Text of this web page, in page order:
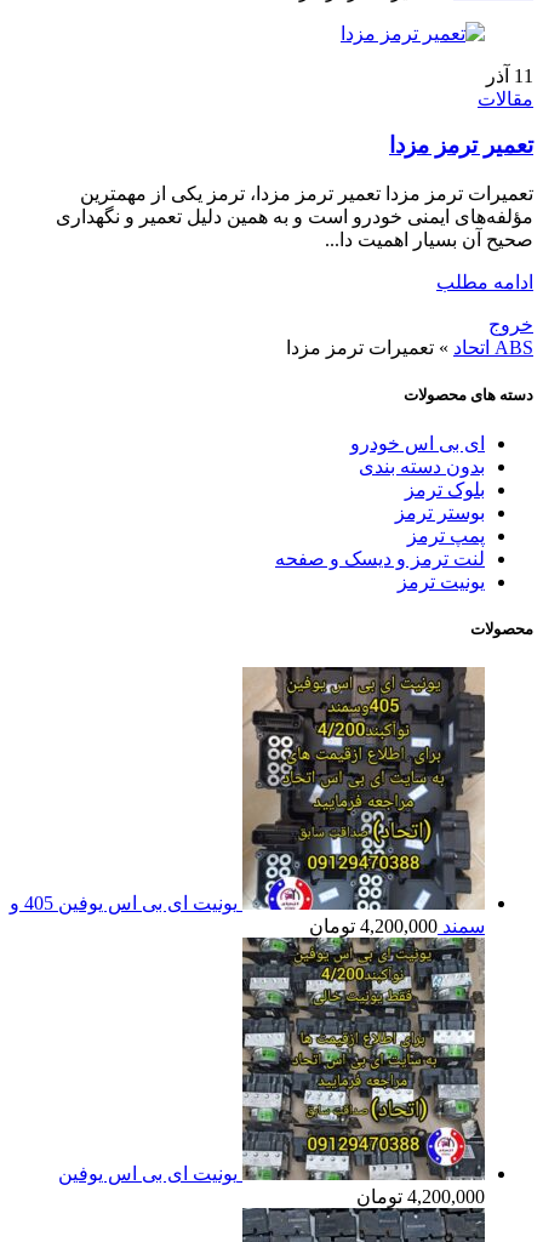
11 آذر
مقالات
تعمیر ترمز مزدا
تعمیرات ترمز مزدا تعمیر ترمز مزدا، ترمز یکی از مهمترین
مؤلفه‌های ایمنی خودرو است و به همین دلیل تعمیر و نگهداری
صحیح آن بسیار اهمیت دا...
ادامه مطلب
خروج
ABS اتحاد
» تعمیرات ترمز مزدا
دسته های محصولات
ای بی اس خودرو
بدون دسته بندی
بلوک ترمز
بوستر ترمز
پمپ ترمز
لنت ترمز و دیسک و صفحه
یونیت ترمز
محصولات
یونیت ای بی اس یوفین 405 و
سمند 4,200,000 تومان
یونیت ای بی اس یوفین
4,200,000 تومان